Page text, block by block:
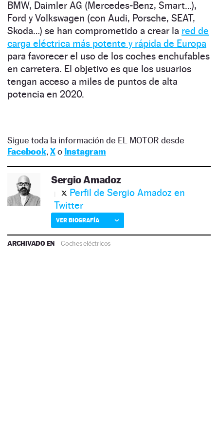
BMW, Daimler AG (Mercedes-Benz, Smart…),
Ford y Volkswagen (con Audi, Porsche, SEAT,
Skoda…) se han comprometido a crear la red de
carga eléctrica más potente y rápida de Europa
para favorecer el uso de los coches enchufables
en carretera. El objetivo es que los usuarios
tengan acceso a miles de puntos de alta
potencia en 2020.
Sigue toda la información de EL MOTOR desde
Facebook, Xo Instagram
Sergio Amadoz
Perfil de Sergio Amadoz en
Twitter
VER BIOGRAFÍA
ARCHIVADO EN Coches eléctricos